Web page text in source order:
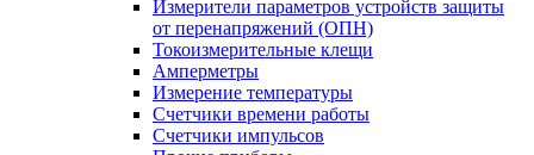
Измерители параметров устройств защиты
от перенапряжений (ОПН)
Токоизмерительные клещи
Амперметры
Измерение температуры
Счетчики времени работы
Счетчики импульсов